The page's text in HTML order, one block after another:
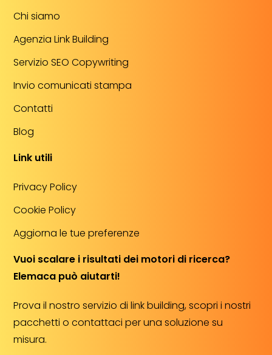
Chi siamo
Agenzia Link Building
Servizio SEO Copywriting
Invio comunicati stampa
Contatti
Blog
Link utili
Privacy Policy
Cookie Policy
Aggiorna le tue preferenze
Vuoi scalare i risultati dei motori di ricerca?
Elemaca può aiutarti!
Prova il nostro servizio di link building, scopri i nostri
pacchetti o contattaci per una soluzione su
misura.